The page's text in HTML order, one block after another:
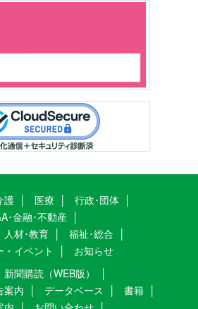
護 医療
行政･団体
･金融･不動産
人材･教育
福祉･総合
・イベント
お知らせ
新聞購読（WEB版）
案内 データベース
書籍